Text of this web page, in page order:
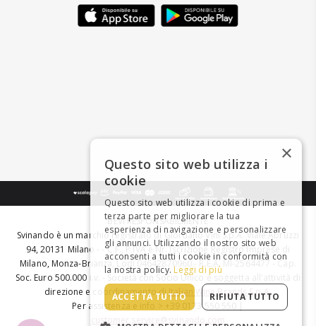
BEVI RESPONSABILMENTE
Svinando è un marchio registrato di Giordano Vini S.p.A. Viale Abruzzi
94, 20131 Milano - - C.F., P.IVA e Nr. Iscrizione Registro Imprese di
Milano, Monza-Brianza, Lodi 04642870960 - R.E.A. MI-2564477 - Cap.
Soc. Euro 500.000 i.v. - Società con Socio Unico e soggetta all'attività di
direzione e coordinamento diItalian Wine Brands S.p.A.
Per assistenza e info > +39 0173 550 550 |
customer.service@svinando.com
×
Questo sito web utilizza i
cookie
Questo sito web utilizza i cookie di prima e
terza parte per migliorare la tua
esperienza di navigazione e personalizzare
gli annunci. Utilizzando il nostro sito web
acconsenti a tutti i cookie in conformità con
la nostra policy. Leggi di più
ACCETTA TUTTO RIFIUTA TUTTO